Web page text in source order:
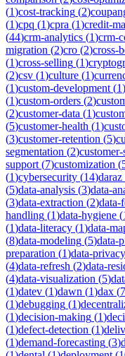
(1)cost-tracking (2)
(1)cpq (1)cpra (1)credit-
(44)crm-analytics (1)crm-
migration (2)cro (2)cross-
(1)cross-selling (1)
(2)csv (1)culture (1)
(1)custom-development (1)
(1)custom-orders (2)
(2)customer-data (1)
(5)customer-health (1)
(3)customer-retention (5)
segmentation (2)
support (7)customization (
(1)cybersecurity (14)daraz
(5)data-analysis (3)data-
(3)data-extraction (2)data-
handling (1)data-hygiene (
(1)data-literacy (1)data-
(8)data-modeling (5)data-
preparation (1)data-privacy
(4)data-refresh (2)data-
(4)data-visualization (5)
(1)datev (1)dawn (1)dax (7
(1)debugging (1)
(1)decision-making (1)
(1)defect-detection (1)
(1)demand-forecasting (3)